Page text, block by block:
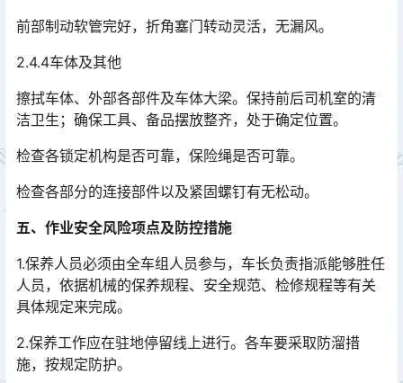
前部制动软管完好，折角塞门转动灵活，无漏风。
2.4.4车体及其他
擦拭车体、外部各部件及车体大梁。保持前后司机室的清
洁卫生；确保工具、备品摆放整齐，处于确定位置。
检查各锁定机构是否可靠，保险绳是否可靠。
检查各部分的连接部件以及紧固螺钉有无松动。
五、作业安全风险项点及防控措施
1.保养人员必须由全车组人员参与，车长负责指派能够胜任
人员，依据机械的保养规程、安全规范、检修规程等有关
具体规定来完成。
2.保养工作应在驻地停留线上进行。各车要采取防溜措
施，按规定防护。